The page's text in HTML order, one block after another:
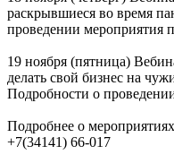
раскрывшиеся во время
проведении мероприятия
19 ноября (пятница)
делать свой бизнес на
Подробности о
Подробнее о
+7(34141) 66-017